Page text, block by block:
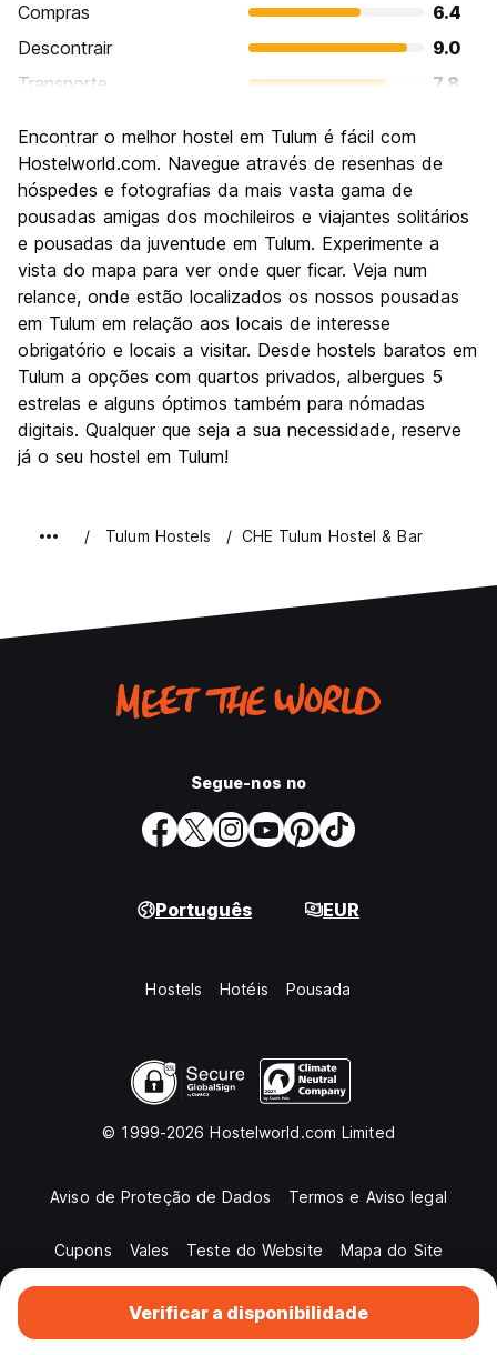
Verificar a disponibilidade
Compras
6.4
Descontrair
9.0
Transporte
7.8
Cultura
7.9
Festas / vida noturna
Custo-beneficio
7.7
Encontrar o melhor hostel em Tulum é fácil com
Hostelworld.com. Navegue através de resenhas de
hóspedes e fotografias da mais vasta gama de
pousadas amigas dos mochileiros e viajantes solitários
e pousadas da juventude em Tulum. Experimente a
vista do mapa para ver onde quer ficar. Veja num
relance, onde estão localizados os nossos pousadas
em Tulum em relação aos locais de interesse
obrigatório e locais a visitar. Desde hostels baratos em
Tulum a opções com quartos privados, albergues 5
estrelas e alguns óptimos também para nómadas
digitais. Qualquer que seja a sua necessidade, reserve
já o seu hostel em Tulum!
Tulum Hostels CHE Tulum Hostel & Bar
Segue-nos no
Português EUR
Hostels Hotéis Pousada
© 1999-2026 Hostelworld.com Limited
Aviso de Proteção de Dados Termos e Aviso legal
Cupons Vales Teste do Website Mapa do Site